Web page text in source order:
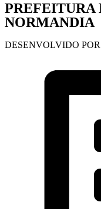
PREFEITURA
NORMANDIA
DESENVOLVIDO